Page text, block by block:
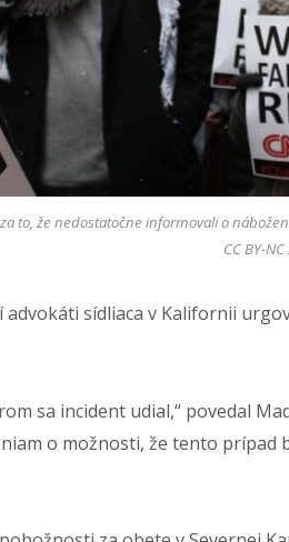
to, že nedostatočne informovali o
CC BY-NC
sídliaca v Kalifornii
sa incident udial,“ povedal
o možnosti, že tento